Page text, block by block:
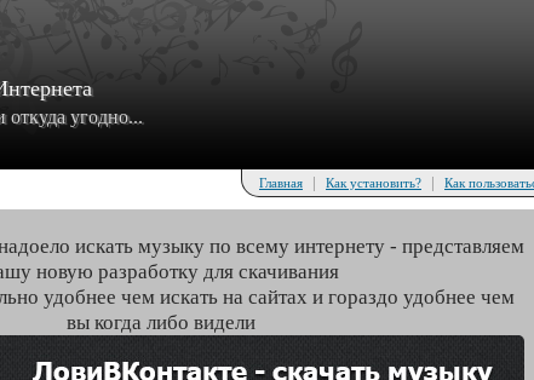
откуда угодно...
Главная | Как установить? | Как
искать музыку по всему интернету - представляем
новую разработку для скачивания
удобнее чем искать на сайтах и гораздо удобнее чем
вы когда либо видели